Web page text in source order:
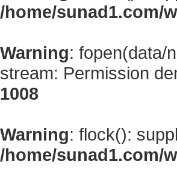
/home/sunad1.com/
Warning: fopen(data/
stream: Permission
1008
Warning: flock():
/home/sunad1.com/